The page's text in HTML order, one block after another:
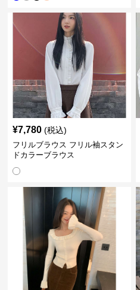
¥7,780 (税込)
フリルブラウス フリル袖スタン
ドカラーブラウス